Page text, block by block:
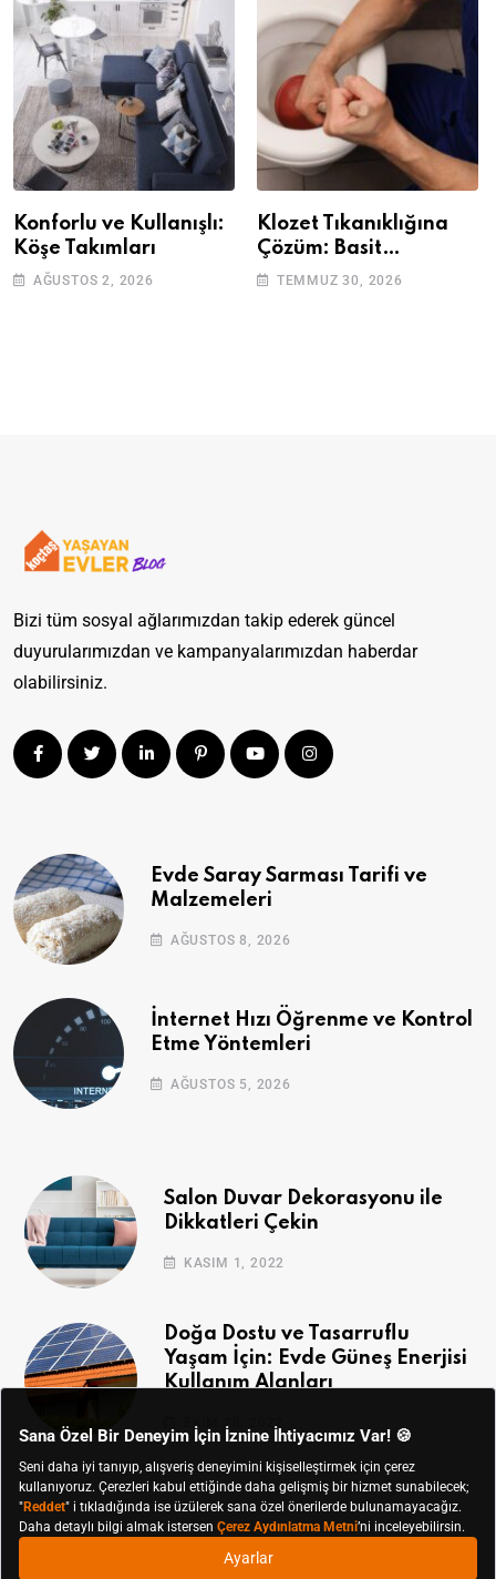
Konforlu ve Kullanışlı:
Köşe Takımları
AĞUSTOS 2, 2026
Klozet Tıkanıklığına
Çözüm: Basit
Adımlarla Klozetinizi
TEMMUZ 30, 2026
Bizi tüm sosyal ağlarımızdan takip ederek güncel
duyurularımızdan ve kampanyalarımızdan haberdar
olabilirsiniz.
Evde Saray Sarması Tarifi ve
Malzemeleri
AĞUSTOS 8, 2026
İnternet Hızı Öğrenme ve Kontrol
Etme Yöntemleri
AĞUSTOS 5, 2026
Salon Duvar Dekorasyonu ile
Dikkatleri Çekin
KASIM 1, 2022
Doğa Dostu ve Tasarruflu
Yaşam İçin: Evde Güneş Enerjisi
Kullanım Alanları